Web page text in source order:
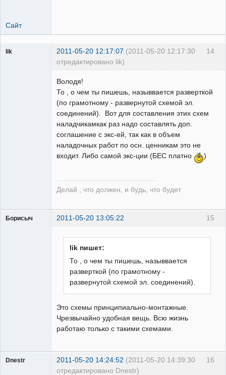
Сайт
14
lik 2011-05-20 12:17:07 (2011-05-20 12:17:30
отредактировано lik)
Володя!
То , о чем ты пишешь, назыввается разверткой
(по грамотному - развернутой схемой эл.
соединений). Вот для составления этих схем
наладчикамкак раз надо составлять доп.
соглашение с экс-ей, так как в объем
наладочных работ по осн. ценникам это не
входит. Либо самой экс-ции (БЕС платно
)
Делай , что должен, и будь, что будет
15
Борисыч 2011-05-20 13:05:22
lik пишет:
То , о чем ты пишешь, назыввается
разверткой (по грамотному -
развернутой схемой эл. соединений).
Это схемы принципиально-монтажные.
Чрезвычайно удобная вещь. Всю жизнь
работаю только с такими схемами.
16
Dnestr 2011-05-20 14:24:52 (2011-05-20 14:39:30
отредактировано Dnestr)